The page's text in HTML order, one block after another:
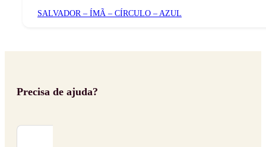
SALVADOR – ÍMÃ – CÍRCULO – AZUL
Precisa de ajuda?